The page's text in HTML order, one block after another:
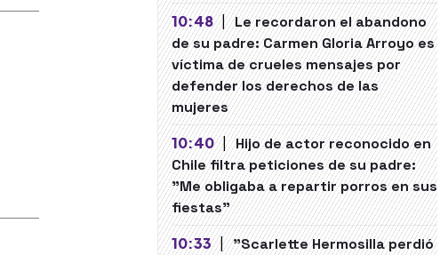
10:48 | Le recordaron el abandono
de su padre: Carmen Gloria Arroyo es
víctima de crueles mensajes por
defender los derechos de las
mujeres
10:40 | Hijo de actor reconocido en
Chile filtra peticiones de su padre:
"Me obligaba a repartir porros en sus
fiestas"
10:33 | "Scarlette Hermosilla perdió